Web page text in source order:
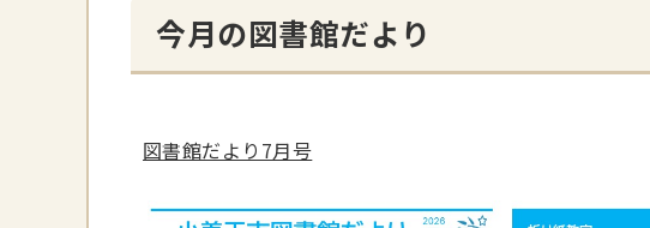
今月の図書館だより
図書館だより7月号